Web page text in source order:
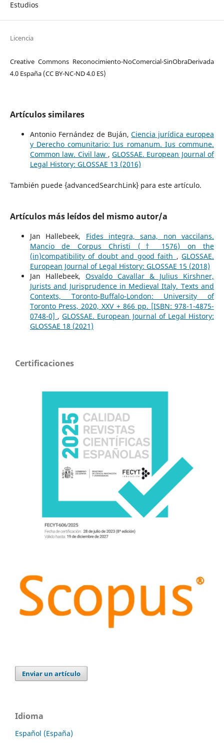
Estudios
Licencia
Creative Commons Reconocimiento-NoComercial-SinObraDerivada
4.0 España (CC BY-NC-ND 4.0 ES)
Artículos similares
Antonio Fernández de Buján,Ciencia jurídica europea
y Derecho comunitario: Ius romanum. Ius commune.
Common law. Civil law , GLOSSAE. European Journal of
Legal History: GLOSSAE 13 (2016)
También puede {advancedSearchLink} para este artículo.
Artículos más leídos del mismo autor/a
Jan Hallebeek, Fides integra, sana, non vaccilans.
Mancio de Corpus Christi († 1576) on the
(in)compatibility of doubt and good faith ,GLOSSAE.
European Journal of Legal History: GLOSSAE 15 (2018)
Jan Hallebeek, Osvaldo Cavallar & Julius Kirshner,
Jurists and Jurisprudence in Medieval Italy. Texts and
Contexts, Toronto-Buffalo-London: University of
Toronto Press, 2020, XXV + 866 pp. [ISBN: 978-1-4875-
0748-0] ,GLOSSAE. European Journal of Legal History:
GLOSSAE 18 (2021)
Certificaciones
Enviar un artículo
Idioma
Español (España)